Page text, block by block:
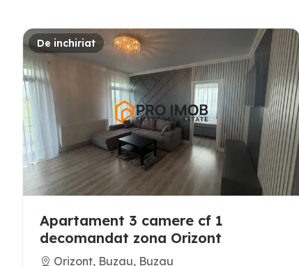
De inchiriat
Apartament 3 camere cf 1
decomandat zona Orizont
Orizont, Buzau, Buzau